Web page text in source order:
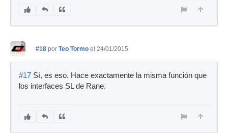
#18 por Teo Tormo el 24/01/2015
#17 Sí, es eso. Hace exactamente la misma función que
los interfaces SL de Rane.